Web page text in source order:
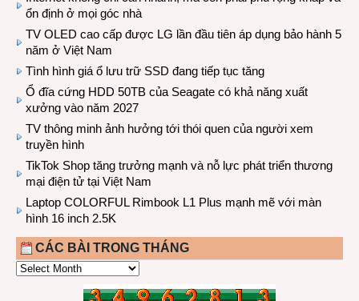
ổn định ở mọi góc nhà
TV OLED cao cấp được LG lần đầu tiên áp dụng bảo hành 5
năm ở Việt Nam
Tình hình giá ổ lưu trữ SSD đang tiếp tục tăng
Ổ đĩa cứng HDD 50TB của Seagate có khả năng xuất
xưởng vào năm 2027
TV thông minh ảnh hưởng tới thói quen của người xem
truyền hình
TikTok Shop tăng trưởng mạnh và nỗ lực phát triển thương
mại điện tử tại Việt Nam
Laptop COLORFUL Rimbook L1 Plus mạnh mẽ với màn
hình 16 inch 2.5K
CÁC BÀI TRONG THÁNG
CÁC